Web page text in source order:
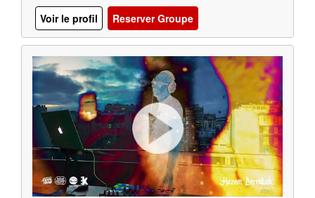
Voir le profil
Reserver Groupe